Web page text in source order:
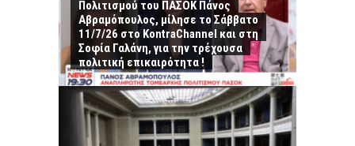
Πολιτισμού του ΠΑΣΟΚ Πάνος
Αβραμόπουλος, μίλησε το Σάββατο
11/7/26 στο KontraChannel και στη
Σοφία Γαλάνη, για την τρέχουσα
πολιτική επικαιρότητα !